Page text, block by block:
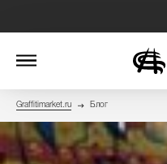
Graffitimarket.ru Блог